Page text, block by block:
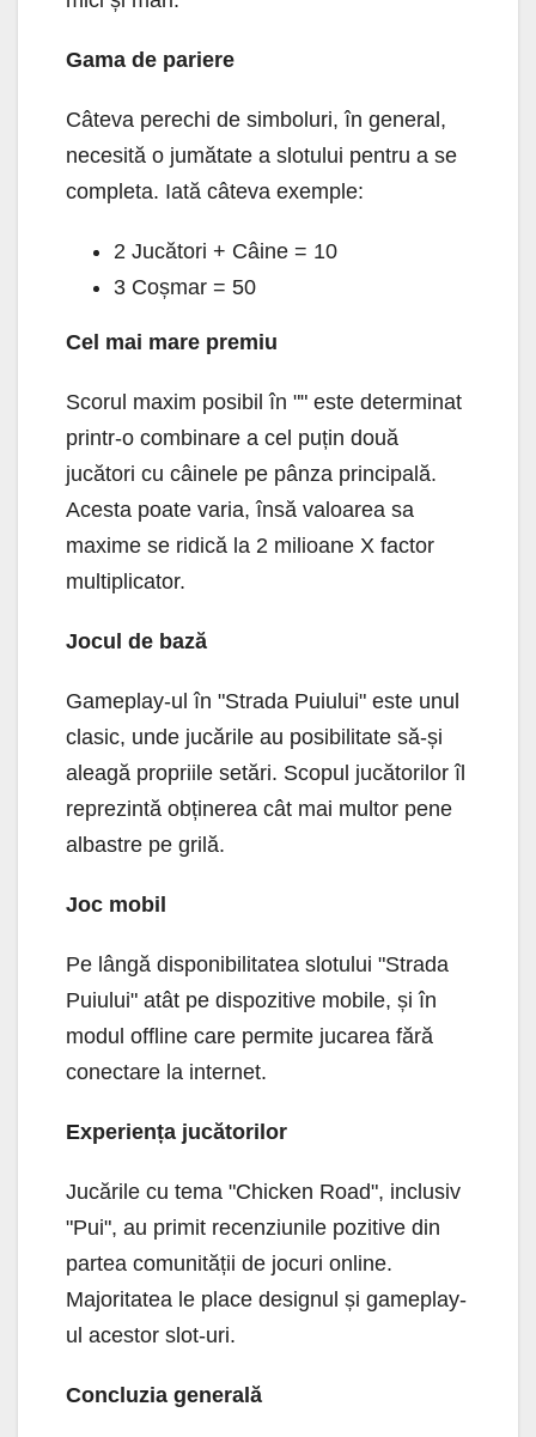
Gama de pariere
Câteva perechi de simboluri, în general,
necesită o jumătate a slotului pentru a se
completa. Iată câteva exemple:
2 Jucători + Câine = 10
3 Coșmar = 50
Cel mai mare premiu
Scorul maxim posibil în "" este determinat
printr-o combinare a cel puțin două
jucători cu câinele pe pânza principală.
Acesta poate varia, însă valoarea sa
maxime se ridică la 2 milioane X factor
multiplicator.
Jocul de bază
Gameplay-ul în "Strada Puiului" este unul
clasic, unde jucările au posibilitate să-și
aleagă propriile setări. Scopul jucătorilor îl
reprezintă obținerea cât mai multor pene
albastre pe grilă.
Joc mobil
Pe lângă disponibilitatea slotului "Strada
Puiului" atât pe dispozitive mobile, și în
modul offline care permite jucarea fără
conectare la internet.
Experiența jucătorilor
Jucările cu tema "Chicken Road", inclusiv
"Pui", au primit recenziunile pozitive din
partea comunității de jocuri online.
Majoritatea le place designul și gameplay-
ul acestor slot-uri.
Concluzia generală